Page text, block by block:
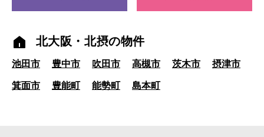
北大阪・北摂の物件
池田市 豊中市 吹田市 高槻市 茨木市 摂津市
箕面市 豊能町 能勢町 島本町